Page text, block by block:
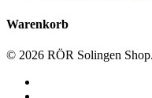
Warenkorb
© 2026 RÖR Solingen